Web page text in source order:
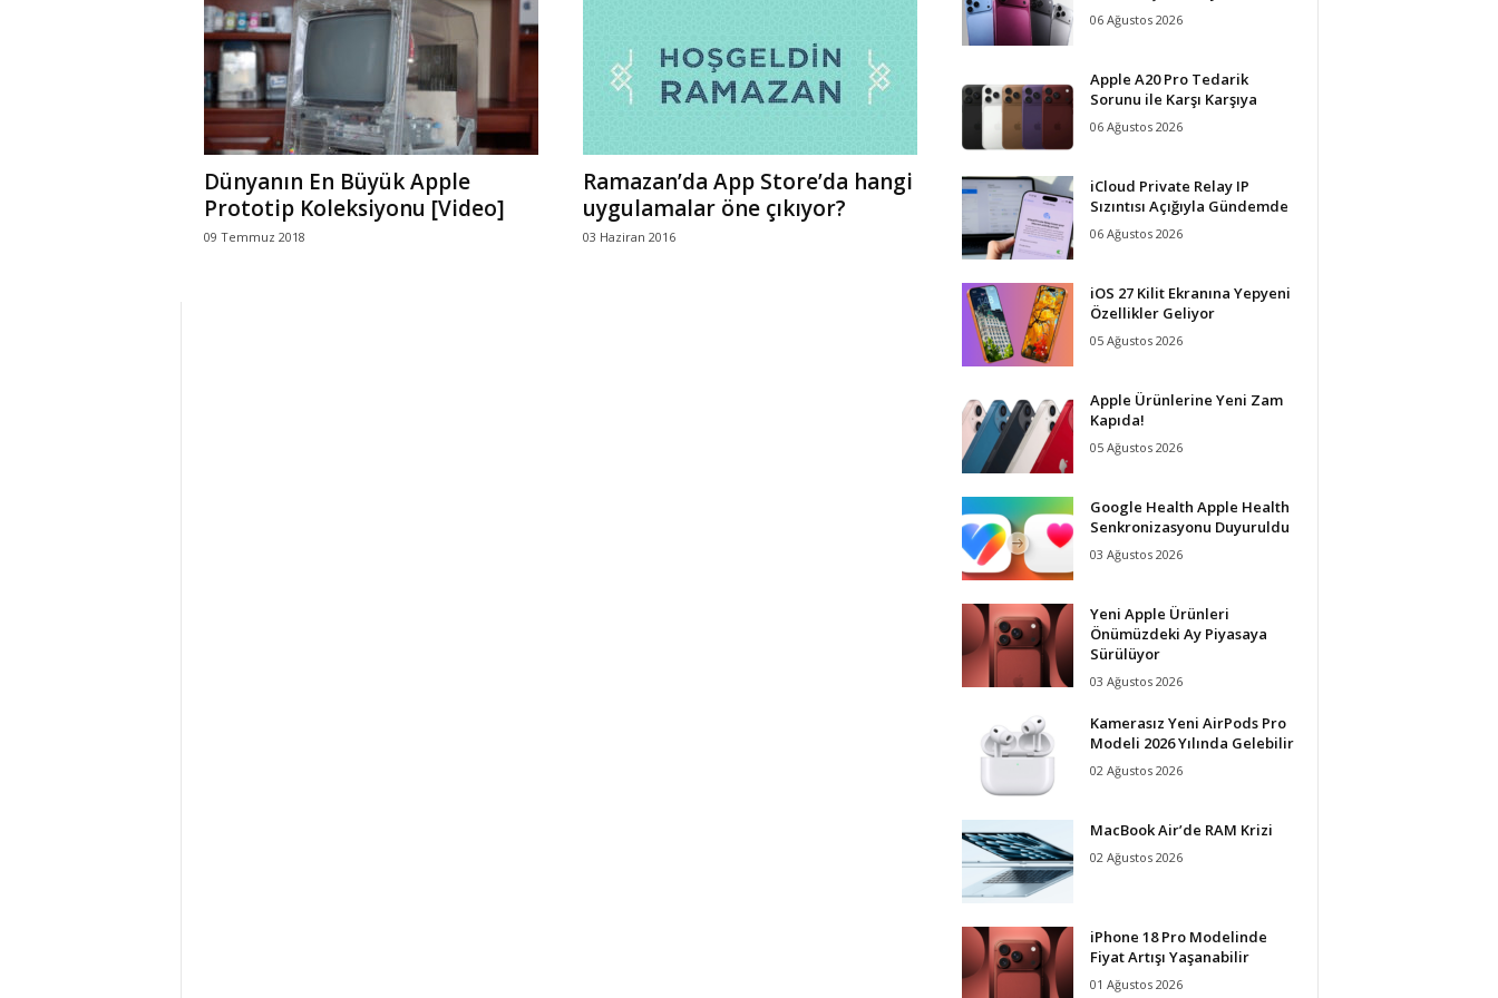
l
i
Dünyanın En Büyük Apple
Prototip Koleksiyonu [Video]
09 Temmuz 2018
Ramazan’da App Store’da hangi
uygulamalar öne çıkıyor?
03 Haziran 2016
06 Ağustos 2026
Apple A20 Pro Tedarik
Sorunu ile Karşı Karşıya
06 Ağustos 2026
iCloud Private Relay IP
Sızıntısı Açığıyla Gündemde
06 Ağustos 2026
iOS 27 Kilit Ekranına Yepyeni
Özellikler Geliyor
05 Ağustos 2026
Apple Ürünlerine Yeni Zam
Kapıda!
05 Ağustos 2026
Google Health Apple Health
Senkronizasyonu Duyuruldu
03 Ağustos 2026
Yeni Apple Ürünleri
Önümüzdeki Ay Piyasaya
Sürülüyor
03 Ağustos 2026
Kamerasız Yeni AirPods Pro
Modeli 2026 Yılında Gelebilir
02 Ağustos 2026
MacBook Air’de RAM Krizi
02 Ağustos 2026
iPhone 18 Pro Modelinde
Fiyat Artışı Yaşanabilir
01 Ağustos 2026